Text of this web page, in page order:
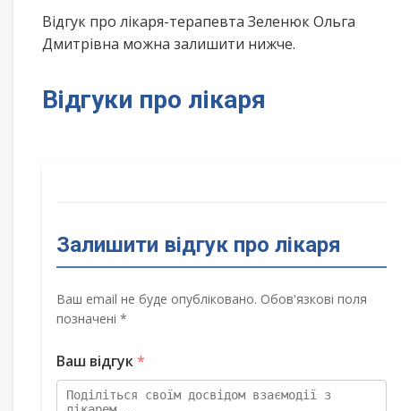
Відгук про лікаря-терапевта Зеленюк Ольга
Дмитрівна можна залишити нижче.
Відгуки про лікаря
Залишити відгук про лікаря
Ваш email не буде опубліковано. Обов'язкові поля
позначені *
Ваш відгук*